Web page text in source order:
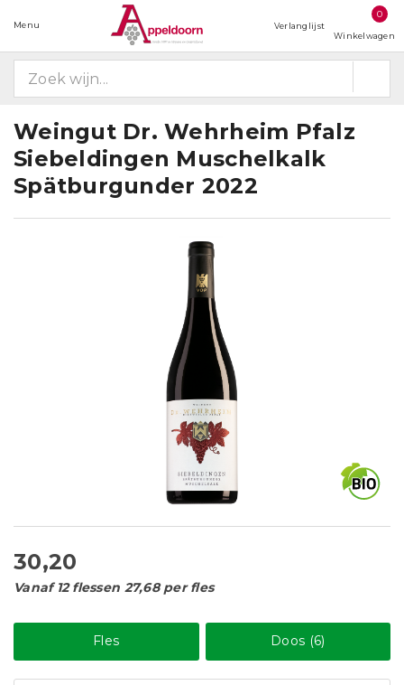
Menu Verlanglijst
0
Winkelwagen
Weingut Dr. Wehrheim Pfalz
Siebeldingen Muschelkalk
Spätburgunder 2022
30,20
Vanaf 12 flessen 27,68 per fles
Fles Doos (6)